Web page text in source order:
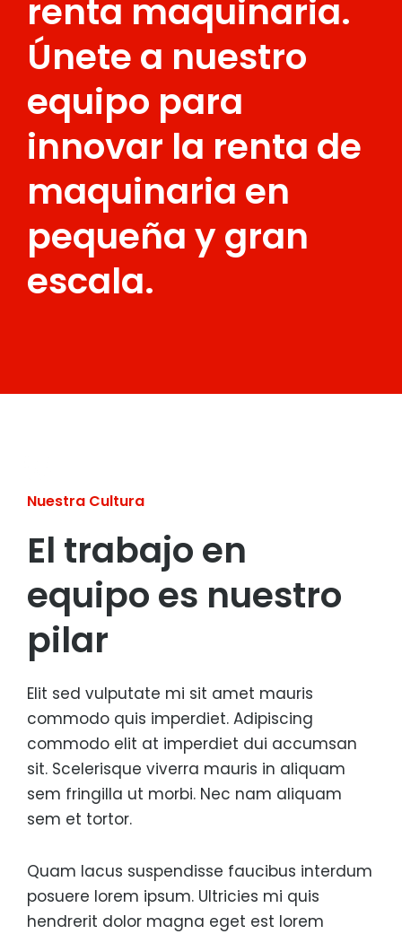
renta maquinaria.
Únete a nuestro
equipo para
innovar la renta de
maquinaria en
pequeña y gran
escala.
Nuestra Cultura
El trabajo en
equipo es nuestro
pilar
Elit sed vulputate mi sit amet mauris
commodo quis imperdiet. Adipiscing
commodo elit at imperdiet dui accumsan
sit. Scelerisque viverra mauris in aliquam
sem fringilla ut morbi. Nec nam aliquam
sem et tortor.
Quam lacus suspendisse faucibus interdum
posuere lorem ipsum. Ultricies mi quis
hendrerit dolor magna eget est lorem